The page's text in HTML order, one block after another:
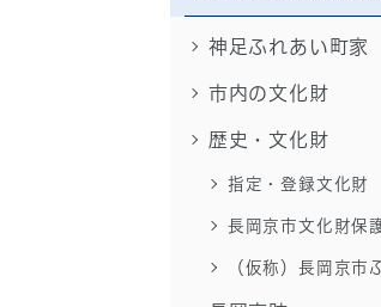
神足ふれあい町家
市内の文化財
歴史・文化財
指定・登録文化財
長岡京市文化財保
（仮称）長岡京市